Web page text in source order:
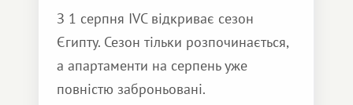
З 1 серпня IVC відкриває сезон
Єгипту. Сезон тільки розпочинається,
а апартаменти на серпень уже
повністю заброньовані.